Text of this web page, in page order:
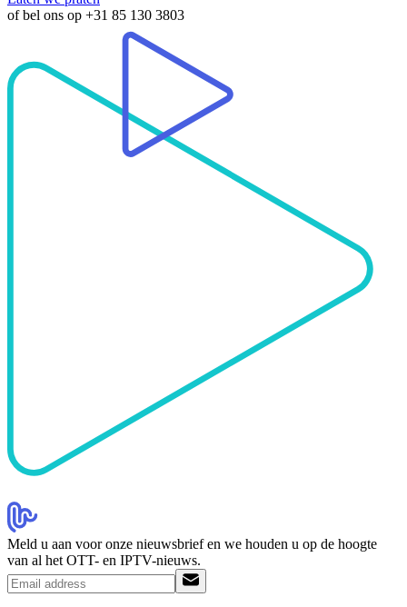
of bel ons op +31 85 130 3803
Meld u aan voor onze nieuwsbrief en we houden u op de hoogte
van al het OTT- en IPTV-nieuws.